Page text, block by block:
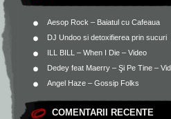
Aesop Rock – Baiatul cu Cafeaua
DJ Undoo si detoxifierea prin sucuri
ILL BILL – When I Die – Video
Dedey feat Maerry – Şi Pe Tine –
Angel Haze – Gossip Folks
COMENTARII RECENTE